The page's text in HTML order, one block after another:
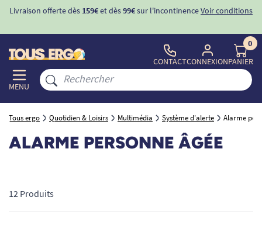
Livraison offerte dès 159€et dès99€sur l'incontinenceVoir conditions
MENU
CONTACTCONNEXION
0
PANIER
Tous ergo Quotidien & Loisirs Multimédia Système d'alerte Alarme
ALARME PERSONNE ÂGÉE
12 Produits